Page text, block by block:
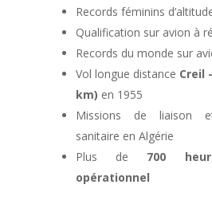
Records féminins
Qualification sur avion à
Records du monde sur
Vol longue distance Creil
km) en 1955
Missions de liaison et
sanitaire en Algérie
Plus de 700
opérationnel